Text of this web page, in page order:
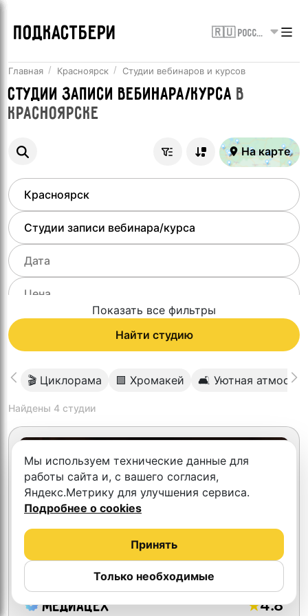
ПОДКАСТБЕРИ 🇷🇺 Россия
Главная Красноярск Студии вебинаров и курсов
Студии записи вебинара/курса в
Красноярске
На карте
Показать все фильтры
Найти студию
🎬 Циклорама 🟩 Хромакей 🛋 Уютная
Найдены 4 студии
МедиаЦЕХ 4.8
Мы используем технические данные для
работы сайта и, с вашего согласия,
Яндекс.Метрику для улучшения сервиса.
Подробнее о cookies
Только необходимые
Принять